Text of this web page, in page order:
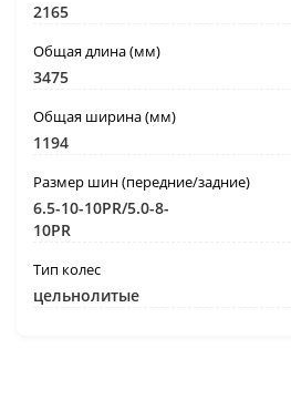
2165
Общая длина (мм)
3475
Общая ширина (мм)
1194
Размер шин (передние/задние)
6.5-10-10PR/5.0-8-
10PR
Тип колес
цельнолитые